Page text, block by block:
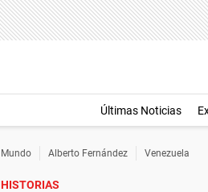
Últimas Noticias
Mundo Alberto Fernández Venezuela
HISTORIAS